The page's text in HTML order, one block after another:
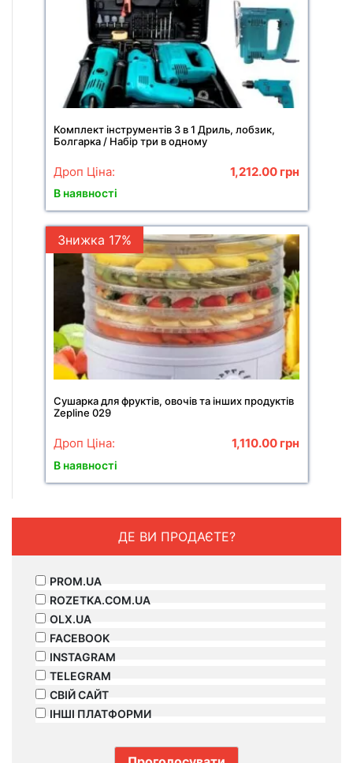
Комплект інструментів 3 в 1 Дриль, лобзик,
Болгарка / Набір три в одному
Дроп Ціна: 1,212.00 грн
В наявності
Знижка 17%
Сушарка для фруктів, овочів та інших продуктів
Zepline 029
Дроп Ціна: 1,110.00 грн
В наявності
ДЕ ВИ ПРОДАЄТЕ?
PROM.UA
ROZETKA.COM.UA
OLX.UA
FACEBOOK
INSTAGRAM
TELEGRAM
СВІЙ САЙТ
ІНШІ ПЛАТФОРМИ